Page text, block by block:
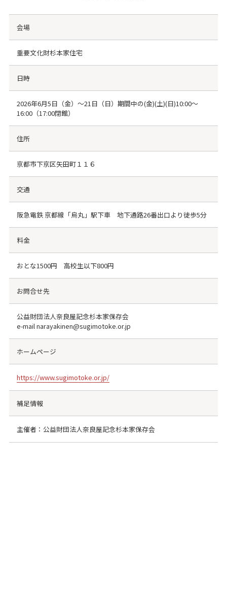
会場
重要文化財杉本家住宅
日時
2026年6月5日（金）～21日（日）期間中の(金)(土)(日)10:00～
16:00（17:00閉館）
住所
京都市下京区矢田町１１６
交通
阪急電鉄 京都線「烏丸」駅下車 地下通路26番出口より徒歩5分
料金
おとな1500円 高校生以下800円
お問合せ先
公益財団法人奈良屋記念杉本家保存会
e-mail narayakinen@sugimotoke.or.jp
ホームページ
https://www.sugimotoke.or.jp/
補足情報
主催者：公益財団法人奈良屋記念杉本家保存会